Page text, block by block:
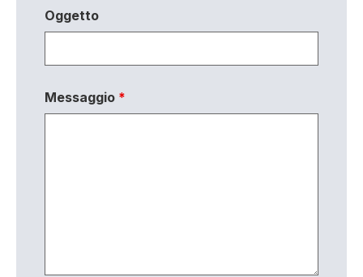
Oggetto
Messaggio *